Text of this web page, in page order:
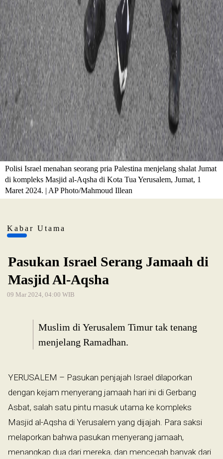
Polisi Israel menahan seorang pria Palestina menjelang shalat Jumat
di kompleks Masjid al-Aqsha di Kota Tua Yerusalem, Jumat, 1
Maret 2024. | AP Photo/Mahmoud Illean
Kabar Utama
Pasukan Israel Serang Jamaah di
Masjid Al-Aqsha
09 Mar 2024, 04:00 WIB
Muslim di Yerusalem Timur tak tenang
menjelang Ramadhan.
YERUSALEM – Pasukan penjajah Israel dilaporkan
dengan kejam menyerang jamaah hari ini di Gerbang
Asbat, salah satu pintu masuk utama ke kompleks
Masjid al-Aqsha di Yerusalem yang dijajah. Para saksi
melaporkan bahwa pasukan menyerang jamaah,
menangkap dua dari mereka, dan mencegah banyak dari